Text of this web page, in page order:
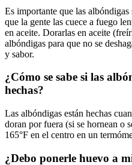
Es importante que las
que la gente las cuece a fuego
en aceite. Dorarlas en aceite
albóndigas para que no se
y sabor.
¿Cómo se sabe si las
hechas?
Las albóndigas están hechas
doran por fuera (si se hornean o
165°F en el centro en un
¿Debo ponerle huevo a